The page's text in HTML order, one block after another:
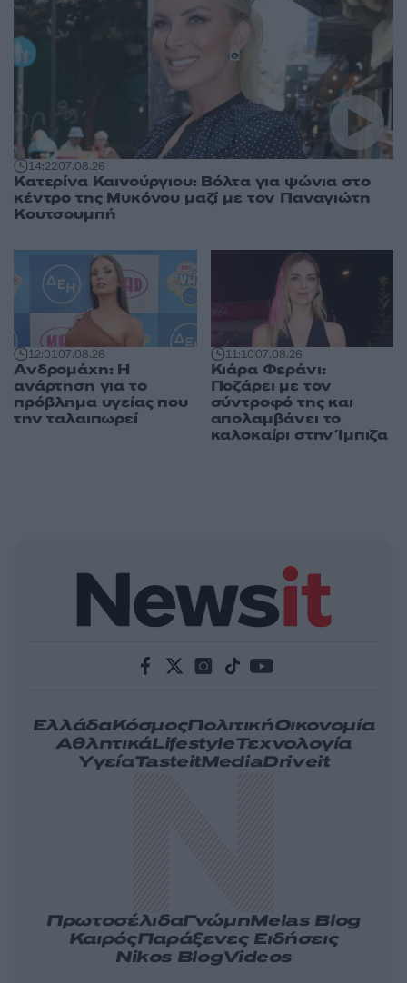
14:2207.08.26
Κατερίνα Καινούργιου: Βόλτα για ψώνια στο
κέντρο της Μυκόνου μαζί με τον Παναγιώτη
Κουτσουμπή
12:0107.08.26
Ανδρομάχη: Η
ανάρτηση για το
πρόβλημα υγείας που
την ταλαιπωρεί
11:1007.08.26
Κιάρα Φεράνι:
Ποζάρει με τον
σύντροφό της και
απολαμβάνει το
καλοκαίρι στην Ίμπιζα
ΕλλάδαΚόσμοςΠολιτικήΟικονομία
ΑθλητικάLifestyleΤεχνολογία
ΥγείαTasteitMediaDriveit
ΠρωτοσέλιδαΓνώμηMelas Blog
ΚαιρόςΠαράξενες Ειδήσεις
Nikos BlogVideos